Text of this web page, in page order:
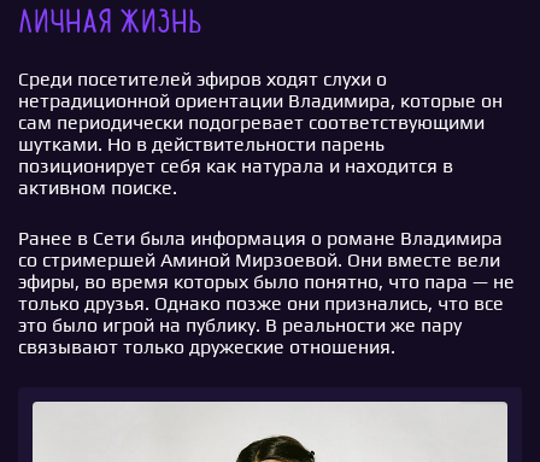
Личная жизнь
Среди посетителей эфиров ходят слухи о
нетрадиционной ориентации Владимира, которые он
сам периодически подогревает соответствующими
шутками. Но в действительности парень
позиционирует себя как натурала и находится в
активном поиске.
Ранее в Сети была информация о романе Владимира
со стримершей Аминой Мирзоевой. Они вместе вели
эфиры, во время которых было понятно, что пара — не
только друзья. Однако позже они признались, что все
это было игрой на публику. В реальности же пару
связывают только дружеские отношения.